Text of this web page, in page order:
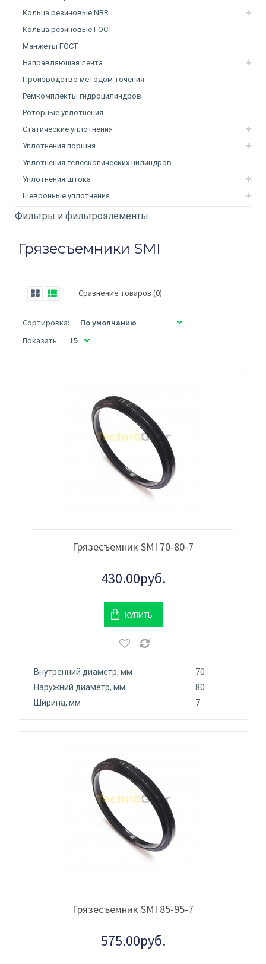
Кольца резиновые NBR
Кольца резиновые ГОСТ
Манжеты ГОСТ
Направляющая лента
Производство методом точения
Ремкомплекты гидроцилиндров
Роторные уплотнения
Статические уплотнения
Уплотнения поршня
Уплотнения телескопических цилиндров
Уплотнения штока
Шевронные уплотнения
Фильтры и фильтроэлементы
Грязесъемники SMI
Сравнение товаров (0)
Сортировка:
Показать:
Грязесъемник SMI 70-80-7
430.00руб.
КУПИТЬ
Внутренний диаметр, мм
70
Наружний диаметр, мм
80
Ширина, мм
7
Грязесъемник SMI 85-95-7
575.00руб.